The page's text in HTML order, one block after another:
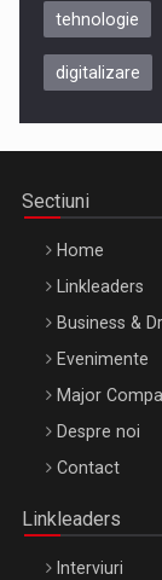
Be Inspired.
Be Inspired.
Octombrie
tehnologie
digitalizare
Sectiuni
Home
Linkleaders
Business &
Evenimente
Major
Despre noi
Contact
Linkleaders
Interviuri